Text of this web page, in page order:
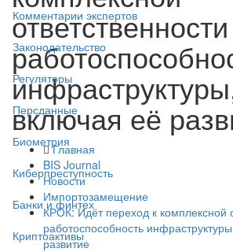
Комментарии экспертов
Законодательство
Регуляторы
Персданные
Биометрия
Киберпреступность
Банки и финтех
Криптоактивы
включая её
Главная
BIS Journal
Новости
Импортозамещение
КРОК: Идёт переход к комплексной
работоспособность
развитие